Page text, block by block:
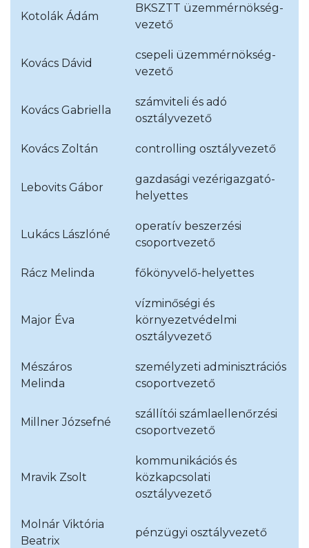
Kotolák Ádám
BKSZTT üzemmérnökség-
vezető
Kovács Dávid
csepeli üzemmérnökség-
vezető
Kovács Gabriella
számviteli és adó
osztályvezető
Kovács Zoltán controlling osztályvezető
Lebovits Gábor
gazdasági vezérigazgató-
helyettes
Lukács Lászlóné
operatív beszerzési
csoportvezető
Rácz Melinda főkönyvelő-helyettes
Major Éva
vízminőségi és
környezetvédelmi
osztályvezető
Mészáros
Melinda
személyzeti adminisztrációs
csoportvezető
Millner Józsefné
szállítói számlaellenőrzési
csoportvezető
Mravik Zsolt
kommunikációs és
közkapcsolati
osztályvezető
Molnár Viktória
Beatrix
pénzügyi osztályvezető